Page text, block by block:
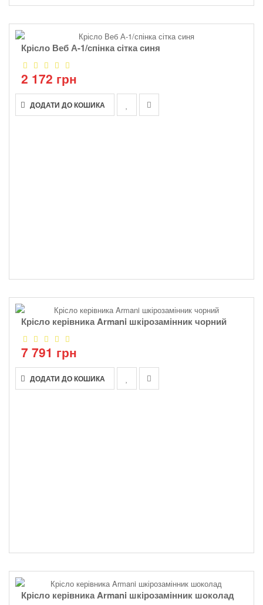
Крісло Веб А-1/спінка сітка синя
2 172 грн
ДОДАТИ ДО КОШИКА
Крісло керівника Armani шкірозамінник чорний
7 791 грн
ДОДАТИ ДО КОШИКА
Крісло керівника Armani шкірозамінник шоколад